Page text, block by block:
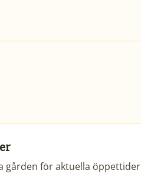
gården för aktuella öppettider